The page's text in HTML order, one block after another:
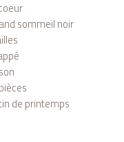
sommeil noir
de printemps